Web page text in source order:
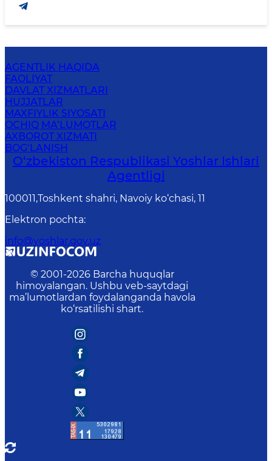
AGENTLIK HAQIDA
FAOLIYAT
DAVLAT XIZMATLARI
HUJJATLAR
MAXFIYLIK SIYOSATI
OCHIQ MA’LUMOTLAR
AXBOROT XIZMATI
BOG‘LANISH
O‘zbеkistоn Rеspublikаsi Yoshlar Ishlari
Agentligi
100011,Toshkent shahri, Navoiy ko‘chasi, 11
Elektron pochta:
info@yoshlar.gov.uz
© 2001-2026 Barcha huquqlar
himoyalangan. Ushbu veb-saytdagi
ma’lumotlardan foydalanganda havola
ko‘rsatilishi shart.